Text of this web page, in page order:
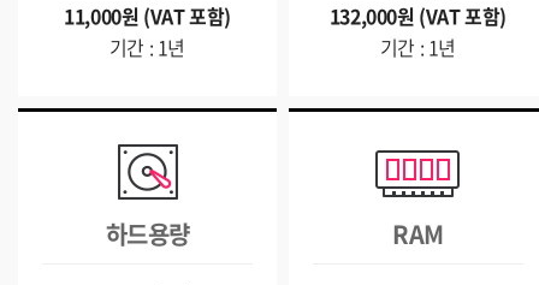
11,000원 (VAT 포함)
기간 : 1년
132,000원 (VAT 포함)
기간 : 1년
하드용량 RAM